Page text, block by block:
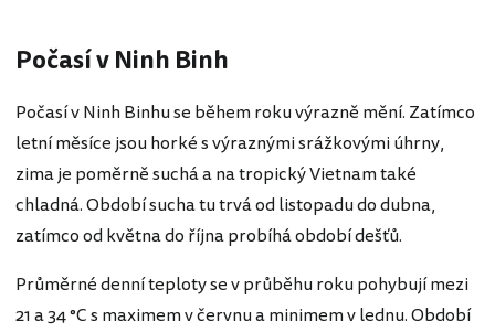
Počasí v Ninh Binh
Počasí v Ninh Binhu se během roku výrazně mění. Zatímco
letní měsíce jsou horké s výraznými srážkovými úhrny,
zima je poměrně suchá a na tropický Vietnam také
chladná. Období sucha tu trvá od listopadu do dubna,
zatímco od května do října probíhá období dešťů.
Průměrné denní teploty se v průběhu roku pohybují mezi
21 a 34 °C s maximem v červnu a minimem v lednu. Období